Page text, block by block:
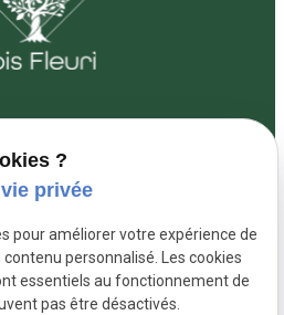
Osteng 77181 Courtry
du lundi au vendredi
?
privée
pour améliorer votre expérience de
personnalisé. Les cookies
essentiels au fonctionnement de
pas être désactivés.